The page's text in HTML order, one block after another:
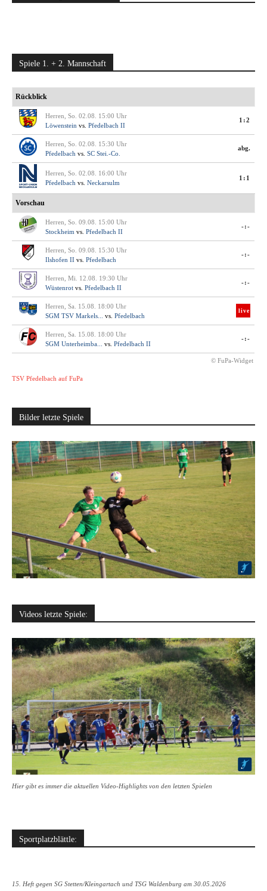
Spiele 1. + 2. Mannschaft
Rückblick
Herren, So. 02.08. 15:00 Uhr
Löwenstein vs. Pfedelbach II
1:2
Herren, So. 02.08. 15:30 Uhr
Pfedelbach vs. SC Stei.-Co.
abg.
Herren, So. 02.08. 16:00 Uhr
Pfedelbach vs. Neckarsulm
1:1
Vorschau
Herren, So. 09.08. 15:00 Uhr
Stockheim vs. Pfedelbach II
-:-
Herren, So. 09.08. 15:30 Uhr
Ilshofen II vs. Pfedelbach
-:-
Herren, Mi. 12.08. 19:30 Uhr
Wüstenrot vs. Pfedelbach II
-:-
Herren, Sa. 15.08. 18:00 Uhr
SGM TSV Markels...
vs. Pfedelbach
live
Herren, Sa. 15.08. 18:00 Uhr
SGM Unterheimba...
vs. Pfedelbach II
-:-
© FuPa-Widget
TSV Pfedelbach auf FuPa
Bilder letzte Spiele
Videos letzte Spiele:
Hier gibt es immer die aktuellen Video-Highlights von den letzten Spielen
Sportplatzblättle:
15. Heft gegen SG Stetten/Kleingartach und TSG Waldenburg am 30.05.2026